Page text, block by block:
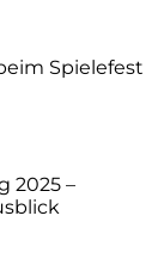
Spielefest
2025 –